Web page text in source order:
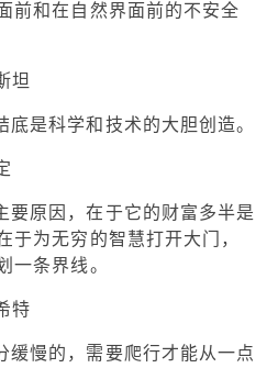
前和在自然界面前的不安全
是科学和技术的大胆创造。
要原因，在于它的财富多半是
于为无穷的智慧打开大门，
一条界线。
特
缓慢的，需要爬行才能从一点